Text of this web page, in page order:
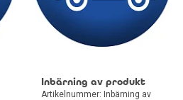
Inbärning av produkt
Artikelnummer: Inbärning av